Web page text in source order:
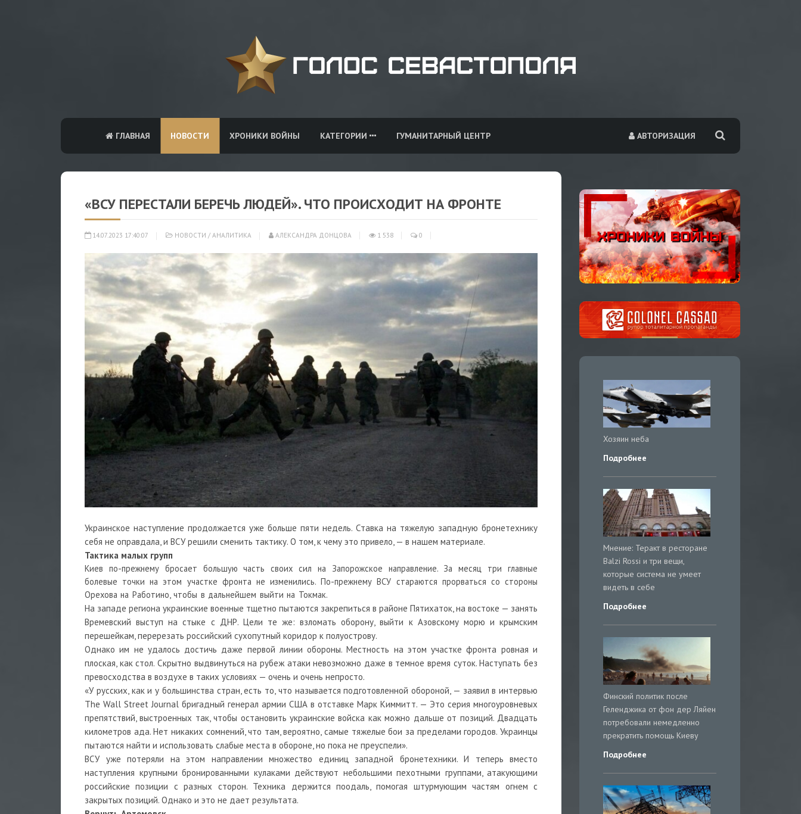
АВТОРИЗАЦИЯ
ГЛАВНАЯ НОВОСТИ ХРОНИКИ ВОЙНЫ КАТЕГОРИИ ГУМАНИТАРНЫЙ ЦЕНТР
«ВСУ ПЕРЕСТАЛИ БЕРЕЧЬ ЛЮДЕЙ». ЧТО ПРОИСХОДИТ НА ФРОНТЕ
14.07.2023 17:40:07 НОВОСТИ / АНАЛИТИКА АЛЕКСАНДРА ДОНЦОВА 1 538 0
Украинское наступление продолжается уже больше пяти недель. Ставка на тяжелую западную бронетехнику
себя не оправдала, и ВСУ решили сменить тактику. О том, к чему это привело, — в нашем материале.
Тактика малых групп
Киев по-прежнему бросает большую часть своих сил на Запорожское направление. За месяц три главные
болевые точки на этом участке фронта не изменились. По-прежнему ВСУ стараются прорваться со стороны
Орехова на Работино, чтобы в дальнейшем выйти на Токмак.
На западе региона украинские военные тщетно пытаются закрепиться в районе Пятихаток, на востоке — занять
Времевский выступ на стыке с ДНР. Цели те же: взломать оборону, выйти к Азовскому морю и крымским
перешейкам, перерезать российский сухопутный коридор к полуострову.
Однако им не удалось достичь даже первой линии обороны. Местность на этом участке фронта ровная и
плоская, как стол. Скрытно выдвинуться на рубеж атаки невозможно даже в темное время суток. Наступать без
превосходства в воздухе в таких условиях — очень и очень непросто.
«У русских, как и у большинства стран, есть то, что называется подготовленной обороной, — заявил в интервью
The Wall Street Journal бригадный генерал армии США в отставке Марк Киммитт. — Это серия многоуровневых
препятствий, выстроенных так, чтобы остановить украинские войска как можно дальше от позиций. Двадцать
километров ада. Нет никаких сомнений, что там, вероятно, самые тяжелые бои за пределами городов. Украинцы
пытаются найти и использовать слабые места в обороне, но пока не преуспели».
ВСУ уже потеряли на этом направлении множество единиц западной бронетехники. И теперь вместо
наступления крупными бронированными кулаками действуют небольшими пехотными группами, атакующими
российские позиции с разных сторон. Техника держится поодаль, помогая штурмующим частям огнем с
закрытых позиций. Однако и это не дает результата.
Хозяин неба
Подробнее
Мнение: Теракт в ресторане
Balzi Rossi и три вещи,
которые система не умеет
видеть в себе
Подробнее
Финский политик после
Геленджика от фон дер Ляйен
потребовали немедленно
прекратить помощь Киеву
Подробнее